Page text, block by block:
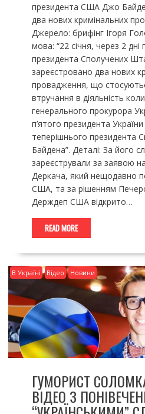
президента США Джо
два нових кримінальних
Джерело: брифінг Ігоря
мова: “22 січня, через 2 дні
президента Сполучених
зареєстровано два нових
провадження, що
втручання в діяльність
генерального прокурора
п’ятого президента
теперішнього президента
Байдена”. Деталі: За його
зареєстрували за заявою
Деркача, який нещодавно
США, та за рішенням
Держдеп США відкрито…
READ MORE
В Україні Відео Новини
ГУМОРИСТ
ВІДЕО З